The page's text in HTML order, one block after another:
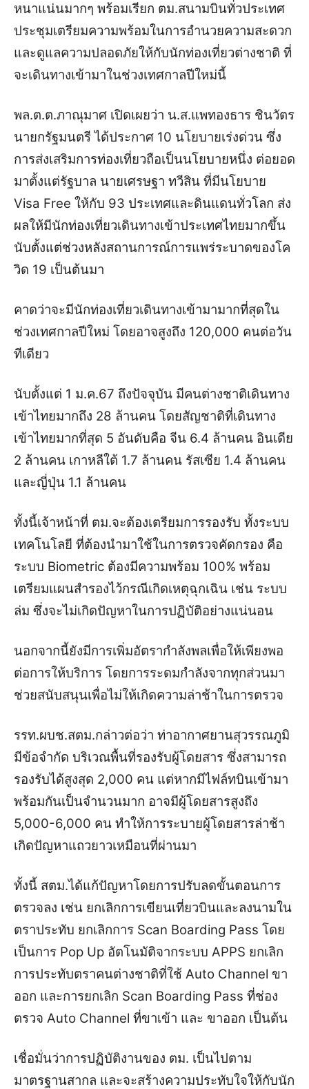
หนาแน่นมากๆ พร้อมเรียก ตม.สนามบินทั่วประเทศ
ประชุมเตรียมความพร้อมในการอำนวยความสะดวก
และดูแลความปลอดภัยให้กับนักท่องเที่ยวต่างชาติ ที่
จะเดินทางเข้ามาในช่วงเทศกาลปีใหม่นี้
พล.ต.ต.ภาณุมาศ เปิดเผยว่า น.ส.แพทองธาร ชินวัตร
นายกรัฐมนตรี ได้ประกาศ 10 นโยบายเร่งด่วน ซึ่ง
การส่งเสริมการท่องเที่ยวถือเป็นนโยบายหนึ่ง ต่อยอด
มาตั้งแต่รัฐบาล นายเศรษฐา ทวีสิน ที่มีนโยบาย
Visa Free ให้กับ 93 ประเทศและดินแดนทั่วโลก ส่ง
ผลให้มีนักท่องเที่ยวเดินทางเข้าประเทศไทยมากขึ้น
นับตั้งแต่ช่วงหลังสถานการณ์การแพร่ระบาดของโค
วิด 19 เป็นต้นมา
คาดว่าจะมีนักท่องเที่ยวเดินทางเข้ามามากที่สุดใน
ช่วงเทศกาลปีใหม่ โดยอาจสูงถึง 120,000 คนต่อวัน
ทีเดียว
นับตั้งแต่ 1 ม.ค.67 ถึงปัจจุบัน มีคนต่างชาติเดินทาง
เข้าไทยมากถึง 28 ล้านคน โดยสัญชาติที่เดินทาง
เข้าไทยมากที่สุด 5 อันดับคือ จีน 6.4 ล้านคน อินเดีย
2 ล้านคน เกาหลีใต้ 1.7 ล้านคน รัสเซีย 1.4 ล้านคน
และญี่ปุ่น 1.1 ล้านคน
ทั้งนี้เจ้าหน้าที่ ตม.จะต้องเตรียมการรองรับ ทั้งระบบ
เทคโนโลยี ที่ต้องนำมาใช้ในการตรวจคัดกรอง คือ
ระบบ Biometric ต้องมีความพร้อม 100% พร้อม
เตรียมแผนสำรองไว้กรณีเกิดเหตุฉุกเฉิน เช่น ระบบ
ล่ม ซึ่งจะไม่เกิดปัญหาในการปฏิบัติอย่างแน่นอน
นอกจากนี้ยังมีการเพิ่มอัตรากำลังพลเพื่อให้เพียงพอ
ต่อการให้บริการ โดยการระดมกำลังจากทุกส่วนมา
ช่วยสนับสนุนเพื่อไม่ให้เกิดความล่าช้าในการตรวจ
รรท.ผบช.สตม.กล่าวต่อว่า ท่าอากาศยานสุวรรณภูมิ
มีข้อจำกัด บริเวณพื้นที่รองรับผู้โดยสาร ซึ่งสามารถ
รองรับได้สูงสุด 2,000 คน แต่หากมีไฟล์ทบินเข้ามา
พร้อมกันเป็นจำนวนมาก อาจมีผู้โดยสารสูงถึง
5,000-6,000 คน ทำให้การระบายผู้โดยสารล่าช้า
เกิดปัญหาแถวยาวเหมือนที่ผ่านมา
ทั้งนี้ สตม.ได้แก้ปัญหาโดยการปรับลดขั้นตอนการ
ตรวจลง เช่น ยกเลิกการเขียนเที่ยวบินและลงนามใน
ตราประทับ ยกเลิกการ Scan Boarding Pass โดย
เป็นการ Pop Up อัตโนมัติจากระบบ APPS ยกเลิก
การประทับตราคนต่างชาติที่ใช้ Auto Channel ขา
ออก และการยกเลิก Scan Boarding Pass ที่ช่อง
ตรวจ Auto Channel ที่ขาเข้า และ ขาออก เป็นต้น
เชื่อมั่นว่าการปฏิบัติงานของ ตม. เป็นไปตาม
มาตรฐานสากล และจะสร้างความประทับใจให้กับนัก